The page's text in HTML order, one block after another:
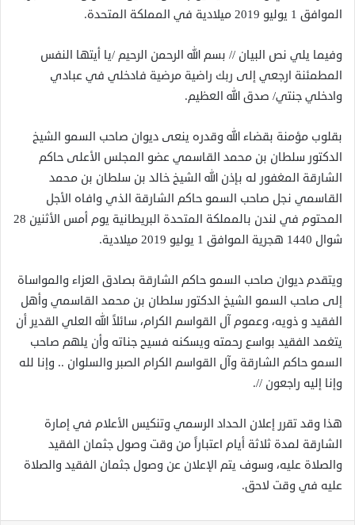
الموافق 1 يوليو 2019 ميلادية في المملكة المتحدة.
وفيما يلي نص البيان // بسم الله الرحمن الرحيم /يا أيتها النفس
المطمئنة ارجعي إلى ربك راضية مرضية فادخلي في عبادي
وادخلي جنتي/ صدق الله العظيم.
بقلوب مؤمنة بقضاء الله وقدره ينعى ديوان صاحب السمو الشيخ
الدكتور سلطان بن محمد القاسمي عضو المجلس الأعلى حاكم
الشارقة المغفور له بإذن الله الشيخ خالد بن سلطان بن محمد
القاسمي نجل صاحب السمو حاكم الشارقة الذي وافاه الأجل
المحتوم في لندن بالمملكة المتحدة البريطانية يوم أمس الأثنين 28
شوال 1440 هجرية الموافق 1 يوليو 2019 ميلادية.
ويتقدم ديوان صاحب السمو حاكم الشارقة بصادق العزاء والمواساة
إلى صاحب السمو الشيخ الدكتور سلطان بن محمد القاسمي وأهل
الفقيد و ذويه، وعموم آل القواسم الكرام، سائلاً الله العلي القدير أن
يتغمد الفقيد بواسع رحمته ويسكنه فسيح جناته وأن يلهم صاحب
السمو حاكم الشارقة وآل القواسم الكرام الصبر والسلوان .. وإنا لله
وإنا إليه راجعون //.
هذا وقد تقرر إعلان الحداد الرسمي وتنكيس الأعلام في إمارة
الشارقة لمدة ثلاثة أيام اعتباراً من وقت وصول جثمان الفقيد
والصلاة عليه، وسوف يتم الإعلان عن وصول جثمان الفقيد والصلاة
عليه في وقت لاحق.